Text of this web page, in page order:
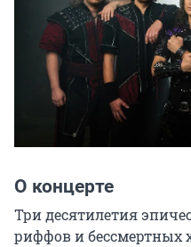
О концерте
Три десятилетия
риффов и бессмертных